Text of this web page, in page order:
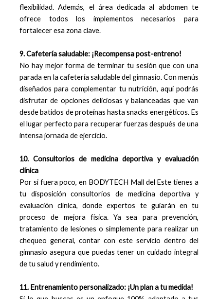
flexibilidad. Además, el área dedicada al abdomen te
ofrece todos los implementos necesarios para
fortalecer esa zona clave.
9. Cafetería saludable: ¡Recompensa post-entreno!
No hay mejor forma de terminar tu sesión que con una
parada en la cafetería saludable del gimnasio. Con menús
diseñados para complementar tu nutrición, aquí podrás
disfrutar de opciones deliciosas y balanceadas que van
desde batidos de proteínas hasta snacks energéticos. Es
el lugar perfecto para recuperar fuerzas después de una
intensa jornada de ejercicio.
10. Consultorios de medicina deportiva y evaluación
clínica
Por si fuera poco, en BODYTECH Mall del Este tienes a
tu disposición consultorios de medicina deportiva y
evaluación clínica, donde expertos te guiarán en tu
proceso de mejora física. Ya sea para prevención,
tratamiento de lesiones o simplemente para realizar un
chequeo general, contar con este servicio dentro del
gimnasio asegura que puedas tener un cuidado integral
de tu salud y rendimiento.
11. Entrenamiento personalizado: ¡Un plan a tu medida!